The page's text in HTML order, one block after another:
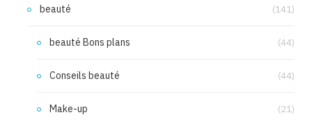
beauté (141)
beauté Bons plans (44)
Conseils beauté (44)
Make-up (21)